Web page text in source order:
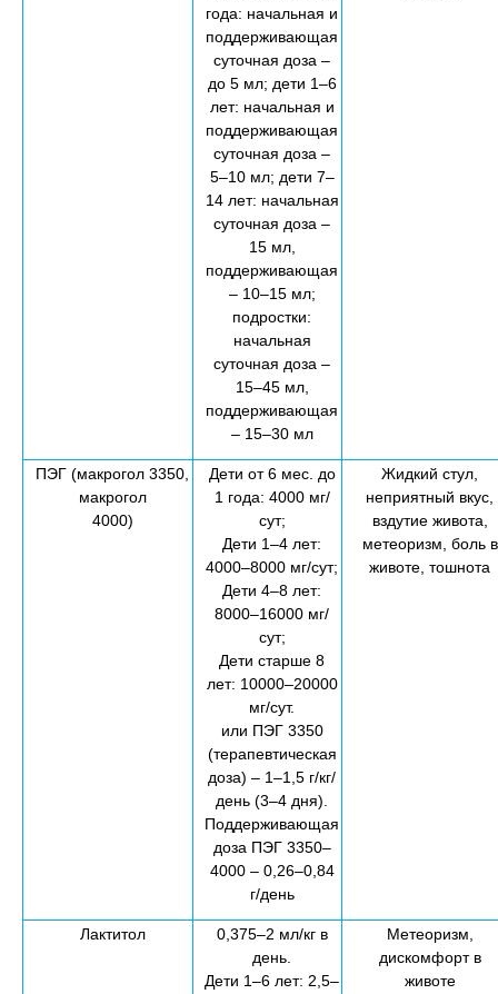
года: начальная и
поддерживающая
суточная доза –
до 5 мл; дети 1–6
лет: начальная и
поддерживающая
суточная доза –
5–10 мл; дети 7–
14 лет: начальная
суточная доза –
15 мл,
поддерживающая
– 10–15 мл;
подростки:
начальная
суточная доза –
15–45 мл,
поддерживающая
– 15–30 мл
ПЭГ (макрогол 3350,
макрогол
4000)
Дети от 6 мес. до
1 года: 4000 мг/
сут;
Дети 1–4 лет:
4000–8000 мг/сут;
Дети 4–8 лет:
8000–16000 мг/
сут;
Дети старше 8
лет: 10000–20000
мг/сут.
или ПЭГ 3350
(терапевтическая
доза) – 1–1,5 г/кг/
день (3–4 дня).
Поддерживающая
доза ПЭГ 3350–
4000 – 0,26–0,84
г/день
Жидкий стул,
неприятный вкус,
вздутие живота,
метеоризм, боль в
животе, тошнота
Лактитол
0,375–2 мл/кг в
день.
Дети 1–6 лет: 2,5–
Метеоризм,
дискомфорт в
животе